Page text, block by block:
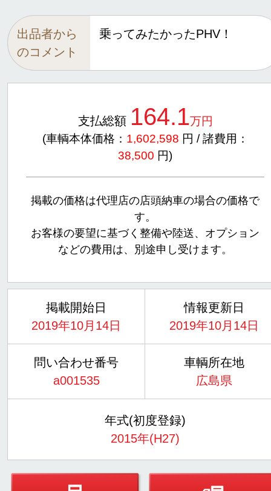
出品者から
のコメント
乗ってみたかったPHV！
支払総額 164.1万円
(車輌本体価格： 1,602,598 円 / 諸費用：
38,500 円)
掲載の価格は代理店の店頭納車の場合の価格で
す。
お客様の要望に基づく整備や陸送、オプション
などの費用は、別途申し受けます。
掲載開始日
2019年10月14日
情報更新日
2019年10月14日
問い合わせ番号
a001535
車輌所在地
広島県
年式(初度登録)
2015年(H27)